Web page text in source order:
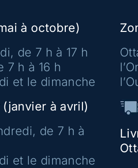
à octobre)
de 7 h à 17 h
7 h à 16 h
et le dimanche
(janvier à avril)
de 7 h à
et le dimanche